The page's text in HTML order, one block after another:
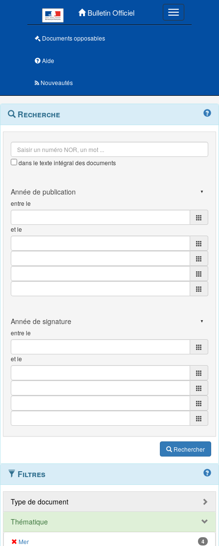
Bulletin Officiel Toggle
Documents opposables
Aide
Nouveautés
Navigation
outils
Menu
contextuel
Recherche
dans le texte intégral des documents
entre le
et le
entre le
et le
Rechercher
Filtres
Type de document
Thématique
Mer 4